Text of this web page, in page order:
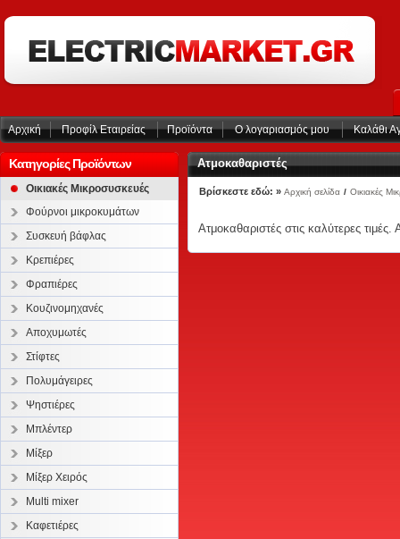
Αρχική Προφίλ Εταιρείας Προϊόντα Ο λογαριασμός μου Καλάθι
Κατηγορίες Προϊόντων
Οικιακές Μικροσυσκευές
Φούρνοι μικροκυμάτων
Συσκευή βάφλας
Κρεπιέρες
Φραπιέρες
Κουζινομηχανές
Αποχυμωτές
Στίφτες
Πολυμάγειρες
Ψηστιέρες
Μπλέντερ
Μίξερ
Μίξερ Χειρός
Multi mixer
Καφετιέρες
Ατμοκαθαριστές
Βρίσκεστε εδώ: » Αρχική σελίδα / Οικιακές
Ατμοκαθαριστές στις καλύτερες